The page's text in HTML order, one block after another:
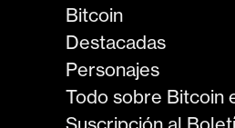
Bitcoin
Destacadas
Personajes
Todo sobre Bitcoin